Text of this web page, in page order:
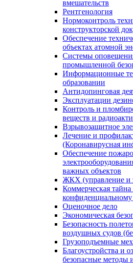
вмешательств
Рентгенология
Нормоконтроль
конструкторской
Обеспечение
объектах атомной
Системы
промышленной
Информационные
образовании
Антидопинговая
Эксплуатации
Контроль и
веществ и
Взрывозащитное
Лечение и
(Коронавирусная
Обеспечение
важных объектов
ЖКХ (управление и
Коммерческая
конфиденциальному
Оценочное дело
Экономическая
Безопасность
воздушных судов
Грузоподъемные
Благоустройства и
безопасные